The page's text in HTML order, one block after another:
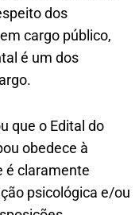
dos
cargo público,
é um dos
que o Edital do
obedece à
é claramente
psicológica e/ou